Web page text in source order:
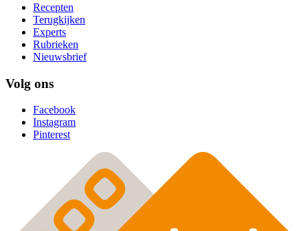
Recepten
Terugkijken
Experts
Rubrieken
Nieuwsbrief
Volg ons
Facebook
Instagram
Pinterest